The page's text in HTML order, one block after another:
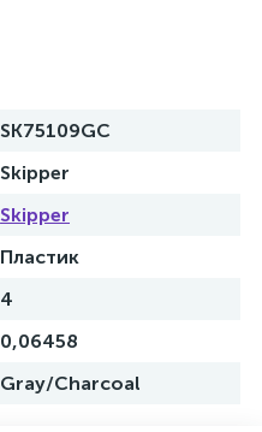
SK75109GC
Skipper
Skipper
Пластик
4
0,06458
Gray/Charcoal